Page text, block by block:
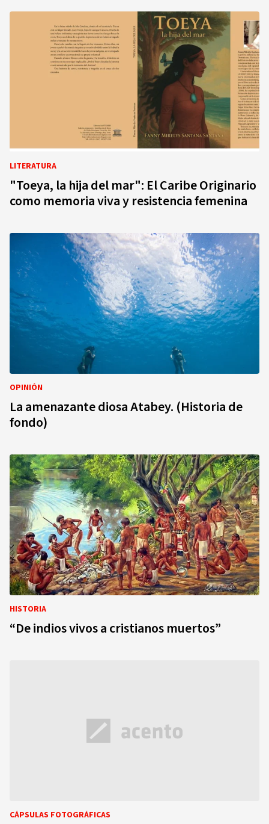
LITERATURA
"Toeya, la hija del mar": El Caribe Originario
como memoria viva y resistencia femenina
OPINIÓN
La amenazante diosa Atabey. (Historia de
fondo)
HISTORIA
“De indios vivos a cristianos muertos”
CÁPSULAS FOTOGRÁFICAS